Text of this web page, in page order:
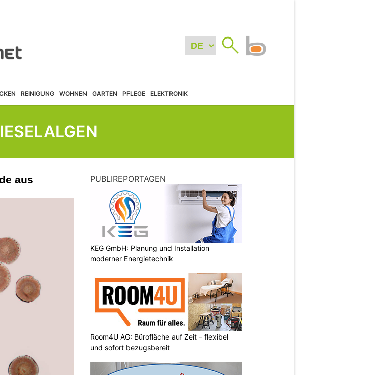
REINIGUNG WOHNEN GARTEN PFLEGE ELEKTRONIK
aus
PUBLIREPORTAGEN
KEG GmbH: Planung und Installation
moderner Energietechnik
Room4U AG: Bürofläche auf Zeit – flexibel
und sofort bezugsbereit